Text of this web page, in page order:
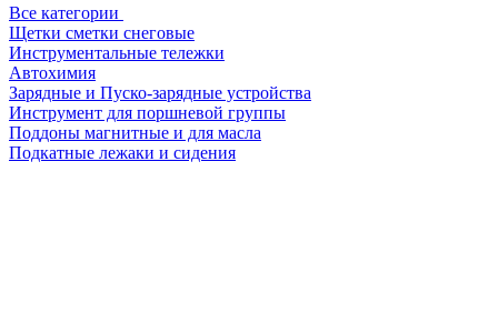
Все категории
Щетки сметки снеговые
Инструментальные тележки
Автохимия
Зарядные и Пуско-зарядные устройства
Инструмент для поршневой группы
Поддоны магнитные и для масла
Подкатные лежаки и сидения